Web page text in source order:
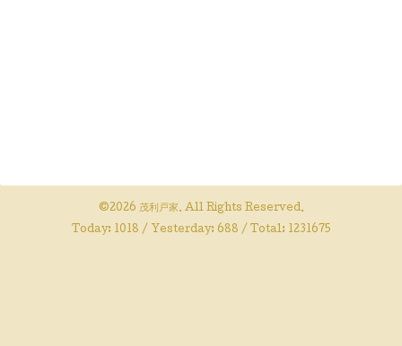
©2026 茂利戸家. All Rights Reserved.
Today: 1018 / Yesterday: 688 / Total: 1231675